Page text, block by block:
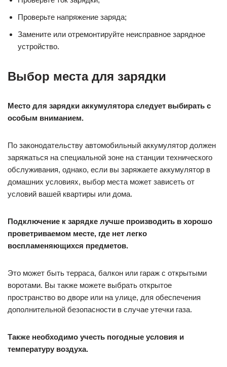
Проверьте напряжение заряда;
Замените или отремонтируйте неисправное зарядное
устройство.
Выбор места для зарядки
Место для зарядки аккумулятора следует выбирать с
особым вниманием.
По законодательству автомобильный аккумулятор должен
заряжаться на специальной зоне на станции технического
обслуживания, однако, если вы заряжаете аккумулятор в
домашних условиях, выбор места может зависеть от
условий вашей квартиры или дома.
Подключение к зарядке лучше производить в хорошо
проветриваемом месте, где нет легко
воспламеняющихся предметов.
Это может быть терраса, балкон или гараж с открытыми
воротами. Вы также можете выбрать открытое
пространство во дворе или на улице, для обеспечения
дополнительной безопасности в случае утечки газа.
Также необходимо учесть погодные условия и
температуру воздуха.